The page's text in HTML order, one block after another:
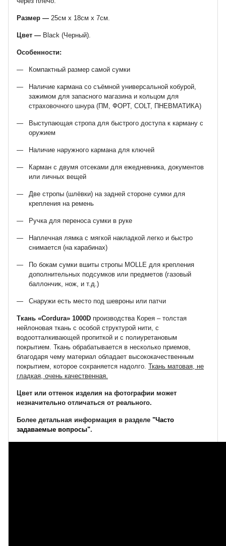
Размер ― 25см х 18см х 7см.
Цвет ― Black (Черный).
Особенности:
Компактный размер самой сумки
Наличие кармана со съёмной универсальной кобурой,
зажимом для запасного магазина и кольцом для
страховочного шнура (ПМ, ФОРТ, COLT, ПНЕВМАТИКА)
Выступающая стропа для быстрого доступа к карману с
оружием
Наличие наружного кармана для ключей
Карман с двумя отсеками для ежедневника, документов
или личных вещей
Две стропы (шлёвки) на задней стороне сумки для
крепления на ремень
Ручка для переноса сумки в руке
Наплечная лямка с мягкой накладкой легко и быстро
снимается (на карабинах)
По бокам сумки вшиты стропы MOLLE для крепления
дополнительных подсумков или предметов (газовый
баллончик, нож, и т.д.)
Снаружи есть место под шевроны или патчи
Ткань «Cordura» 1000D производства Корея – толстая
нейлоновая ткань с особой структурой нити, с
водоотталкивающей пропиткой и с полиуретановым
покрытием. Ткань обрабатывается в несколько приемов,
благодаря чему материал обладает высококачественным
покрытием, которое сохраняется надолго. Ткань матовая, не
гладкая, очень качественная.
Цвет или оттенок изделия на фотографии может
незначительно отличаться от реального.
Более детальная информация в разделе "Часто
задаваемые вопросы".